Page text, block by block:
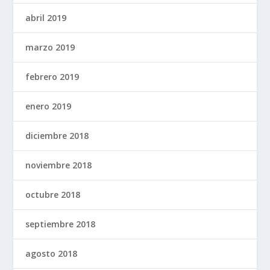
abril 2019
marzo 2019
febrero 2019
enero 2019
diciembre 2018
noviembre 2018
octubre 2018
septiembre 2018
agosto 2018